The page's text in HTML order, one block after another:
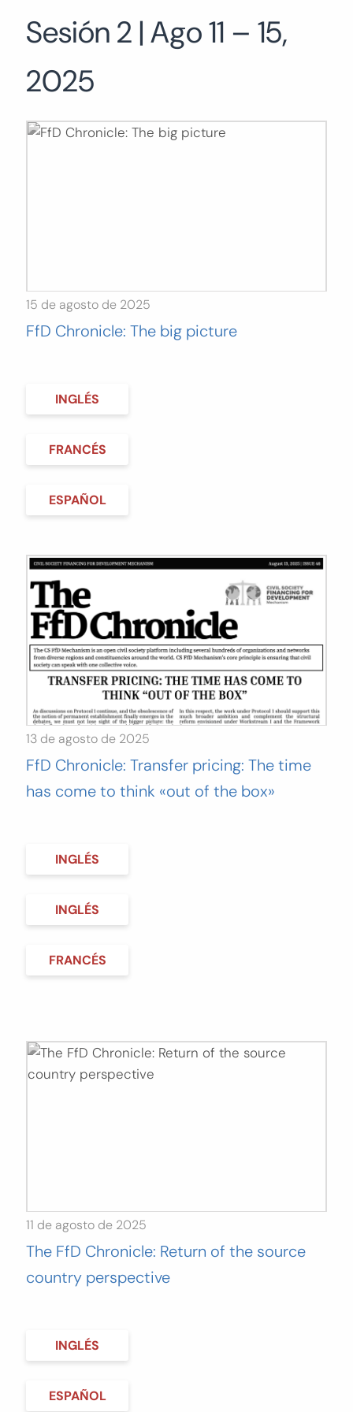
Buscar:
Sesión 2 | Ago 11 – 15,
2025
15 de agosto de 2025
FfD Chronicle: The big picture
INGLÉS
FRANCÉS
ESPAÑOL
13 de agosto de 2025
FfD Chronicle: Transfer pricing: The time
has come to think «out of the box»
INGLÉS
INGLÉS
FRANCÉS
11 de agosto de 2025
The FfD Chronicle: Return of the source
country perspective
INGLÉS
ESPAÑOL